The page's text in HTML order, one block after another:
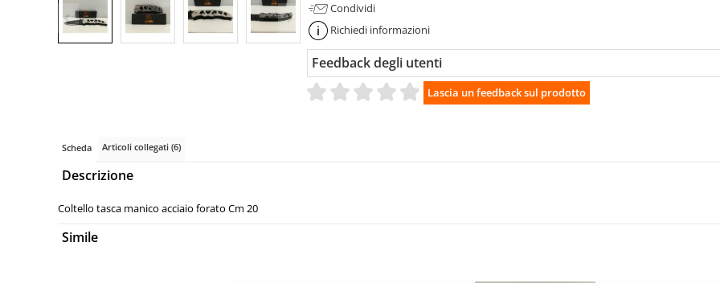
Condividi
Richiedi informazioni
Feedback degli utenti
Scheda Articoli collegati (6)
Descrizione
Coltello tasca manico acciaio forato Cm 20
Simile